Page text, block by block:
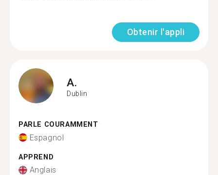
Obtenir l'appli
A.
Dublin
PARLE COURAMMENT
Espagnol
APPREND
Anglais